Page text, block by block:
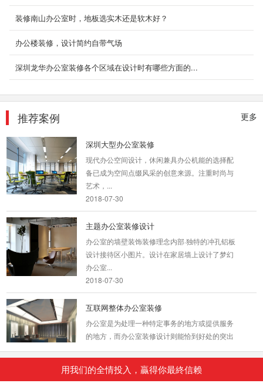
装修南山办公室时，地板选实木还是软木好？
办公楼装修，设计简约自带气场
深圳龙华办公室装修各个区域在设计时有哪些方面的...
更多
推荐案例
照顾人的心理、生理的需求。设计办公室时要从
人的行...
2018-06-28
办公室是为处理一种特定事务的地方或提供服务
公司、企业文...
深圳大型办公室装修
现代办公空间设计，休闲兼具办公机能的选择配
备已成为空间点缀风采的创意来源。注重时尚与
艺术，...
2018-07-30
主题办公室装修设计
办公室的墙壁装饰装修理念内部·独特的冲孔铝板
设计接待区小图片。设计在家居墙上设计了梦幻
办公室...
2018-07-30
互联网整体办公室装修
办公室是为处理一种特定事务的地方或提供服务
的地方，而办公室装修设计则能恰到好处的突出
2018-06-21
用我们的全情投入，贏得你最終信赖